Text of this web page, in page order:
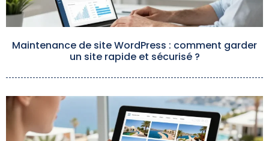
Maintenance de site WordPress : comment garder
un site rapide et sécurisé ?